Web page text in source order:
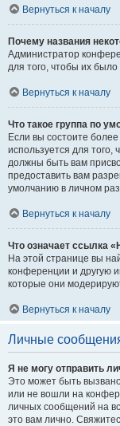
Вернуться к началу
Почему названия
Администратор
для того, чтобы их было
Вернуться к началу
Что такое группа по
Если вы состоите
используется для того,
должны быть вам
предоставить вам
умолчанию в личном
Вернуться к началу
Что означает ссылка
На этой странице вы
конференции и другую
которые они
Вернуться к началу
Личные
Я не могу отправить
Это может быть
или не вошли на
личных сообщений на
это вам лично.